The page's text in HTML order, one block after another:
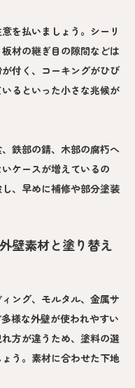
を払いましょう。シーリ
材の継ぎ目の隙間などは
付く、コーキングがひび
るといった小さな兆候が
鉄部の錆、木部の腐朽へ
ケースが増えているの
、早めに補修や部分塗装
壁素材と塗り替え
ング、モルタル、金属サ
様な外壁が使われやすい
方が違うため、塗料の選
う。素材に合わせた下地